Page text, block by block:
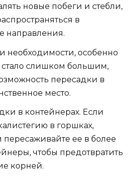
новые побеги и стебли,
в
направления.
необходимости, особенно
стало слишком большим,
пересадки в
место.
в контейнерах. Если
в горшках,
ее в более
чтобы предотвратить
корней.